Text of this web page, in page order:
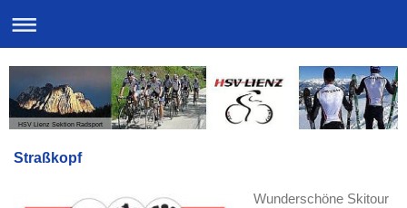
HSV Lienz Sektion Radsport
Straßkopf
Wunderschöne Skitour